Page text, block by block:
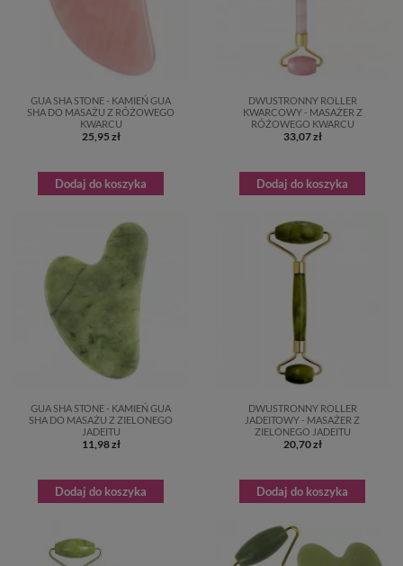
GUA SHA STONE - KAMIEŃ GUA
SHA DO MASAŻU Z RÓŻOWEGO
KWARCU
25,95 zł
Dodaj do koszyka
DWUSTRONNY ROLLER
KWARCOWY - MASAŻER Z
RÓŻOWEGO KWARCU
33,07 zł
Dodaj do koszyka
GUA SHA STONE - KAMIEŃ GUA
SHA DO MASAŻU Z ZIELONEGO
JADEITU
11,98 zł
Dodaj do koszyka
DWUSTRONNY ROLLER
JADEITOWY - MASAŻER Z
ZIELONEGO JADEITU
20,70 zł
Dodaj do koszyka